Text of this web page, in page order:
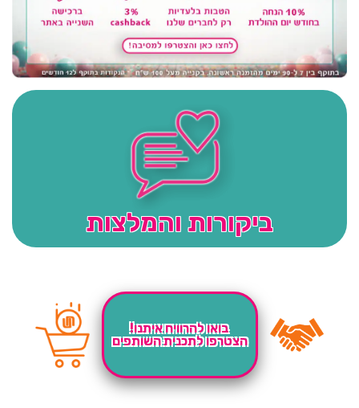
ביקורות והמלצות
בואו להרוויח איתנו!
הצטרפו לתכנית השותפים